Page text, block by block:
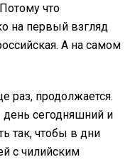
что
на первый взгляд
А на самом
раз, продолжается.
день сегодняшний и
так, чтобы в дни
с чилийским